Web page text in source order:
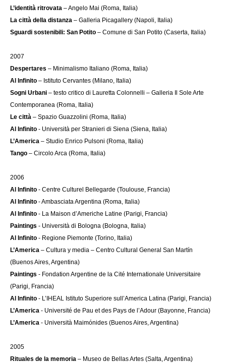
L’identità ritrovata – Angelo Mai (Roma, Italia)
La città della distanza – Galleria Picagallery (Napoli, Italia)
Sguardi sostenibili: San Potito – Comune di San Potito (Caserta, Italia)
2007
Despertares – Minimalismo Italiano (Roma, Italia)
Al Infinito – Istituto Cervantes (Milano, Italia)
Sogni Urbani – testo critico di Lauretta Colonnelli – Galleria Il Sole Arte
Contemporanea (Roma, Italia)
Le città – Spazio Guazzolini (Roma, Italia)
Al Infinito - Università per Stranieri di Siena (Siena, Italia)
L’America – Studio Enrico Pulsoni (Roma, Italia)
Tango – Circolo Arca (Roma, Italia)
2006
Al Infinito - Centre Culturel Bellegarde (Toulouse, Francia)
Al Infinito - Ambasciata Argentina (Roma, Italia)
Al Infinito - La Maison d’Americhe Latine (Parigi, Francia)
Paintings - Università di Bologna (Bologna, Italia)
Al Infinito - Regione Piemonte (Torino, Italia)
L’America – Cultura y media – Centro Cultural General San Martín
(Buenos Aires, Argentina)
Paintings - Fondation Argentine de la Cité Internationale Universitaire
(Parigi, Francia)
Al Infinito - L’IHEAL Istituto Superiore sull’America Latina (Parigi, Francia)
L’America - Université de Pau et des Pays de l’Adour (Bayonne, Francia)
L’America - Università Maimónides (Buenos Aires, Argentina)
2005
Rituales de la memoria – Museo de Bellas Artes (Salta, Argentina)